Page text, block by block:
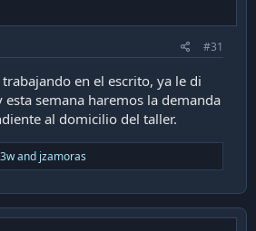
#31
en el escrito, ya le di
esta semana haremos la demanda
al domicilio del taller.
and jzamoras